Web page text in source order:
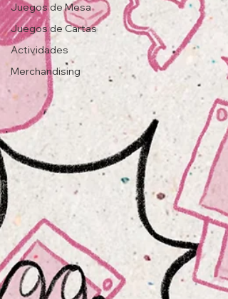
Juegos de Mesa
Juegos de Cartas
Actividades
Merchandising